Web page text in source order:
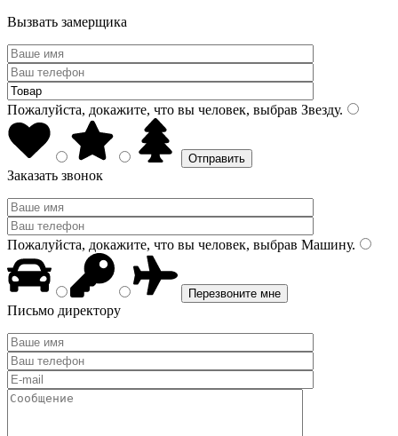
Вызвать замерщика
Пожалуйста, докажите, что вы человек, выбрав Звезду.
Заказать звонок
Пожалуйста, докажите, что вы человек, выбрав Машину.
Письмо директору